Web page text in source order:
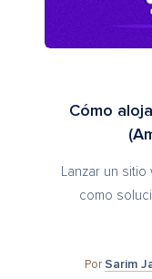
Cómo
Lanzar un
como
Por Sarim